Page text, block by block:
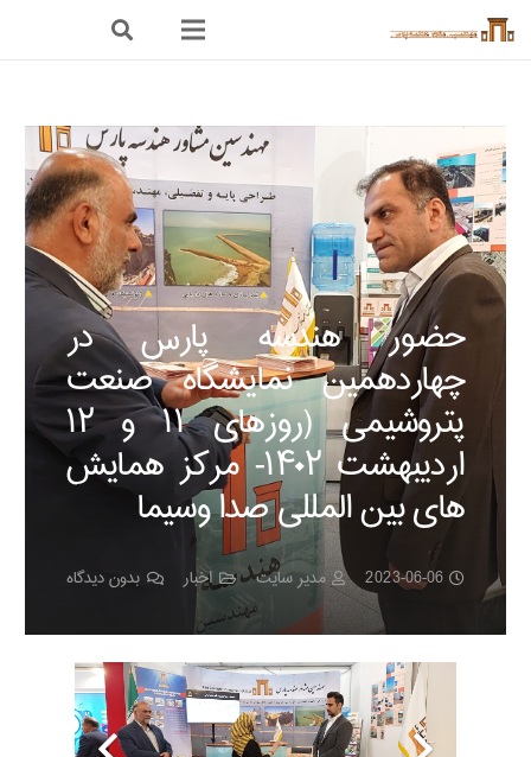
حضور هندسه پارس در
چهاردهمین نمایشگاه صنعت
پتروشیمی (روزهای ۱۱ و ۱۲
اردیبهشت ۱۴۰۲- مرکز همایش
های بین المللی صدا وسیما
2023-06-06 مدیر سایت اخبار بدون دیدگاه